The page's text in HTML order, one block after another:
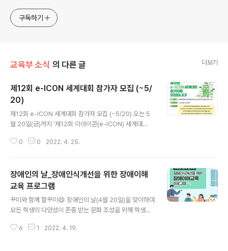
구독하기
교육부 소식 의 다른 글 더보기
제12회 e-ICON 세계대회 참가자 모집 (~5/
20)
제12회 e-ICON 세계대회 참가자 모집 (~5/20) 오는 5
월 20일(금)까지 ‘제12회 이아이콘(e-ICON) 세계대
앱 개발에 관심 있는 전국의 중고등학생 및 교사 누구나 참
이아이콘 #세계대회 #국제경진대회 #한국디지털교육협
회 #비대면
0 0 2022. 4. 25.
장애인의 날_장애인식개선을 위한 장애이해
교육 프로그램
꾸미와 함께 할꾸미😄 장애인의 날(4월 20일)을 맞이하여
모든 학생의 다양성이 존중 받는 문화 조성을 위해 학생들
였습니다!😊 어떤 프로그램이 있는지 함께 알아볼까요?😉
6 1 2022. 4. 19.